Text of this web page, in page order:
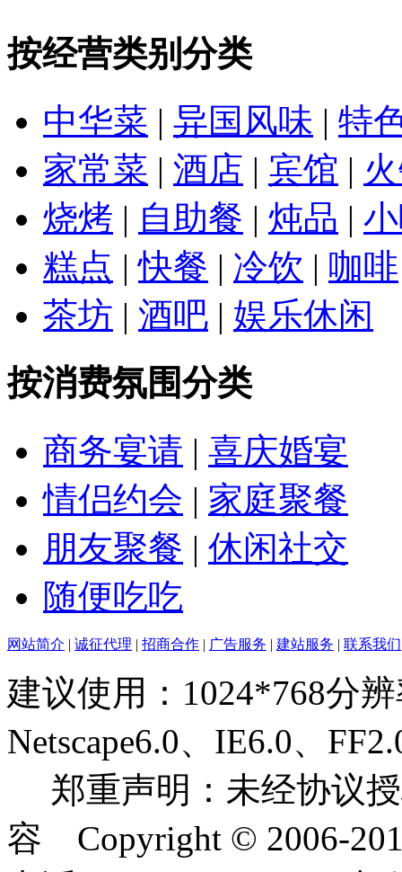
按经营类别分类
中华菜 | 异国风味 | 特
家常菜 | 酒店 | 宾馆 |
烧烤 | 自助餐 | 炖品 |
糕点 |快餐 | 冷饮 | 咖啡
茶坊 | 酒吧 | 娱乐休闲
按消费氛围分类
商务宴请 | 喜庆婚宴
情侣约会 | 家庭聚餐
朋友聚餐 | 休闲社交
随便吃吃
网站简介 | 诚征代理 | 招商合作 | 广告服务 | 建站服务 | 联系我们
建议使用：1024*768分
Netscape6.0、IE6.0、
郑重声明：未经协议
容 Copyright © 2006-